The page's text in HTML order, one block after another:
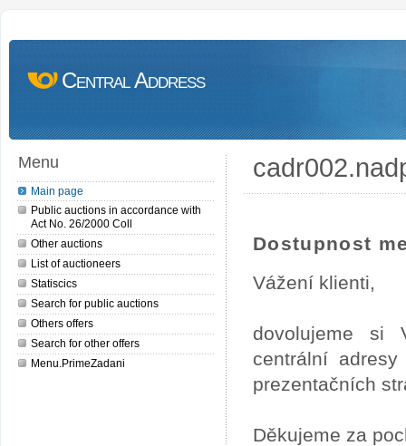
Central Address
Menu
Main page
Public auctions in accordance with
Act No. 26/2000 Coll
Other auctions
List of auctioneers
Statiscics
Search for public auctions
Others offers
Search for other offers
Menu.PrimeZadani
Dostupnost
Vážení klienti,
dovolujeme si
centrální
prezentačních
Děkujeme za